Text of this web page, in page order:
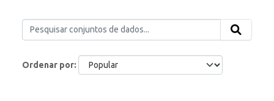
Ordenar por